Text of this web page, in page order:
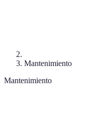
Mantenimiento
Mantenimiento